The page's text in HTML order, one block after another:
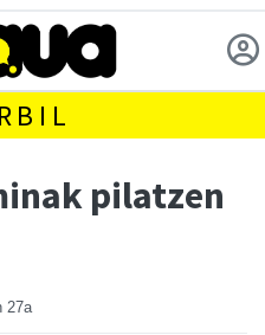
pilatzen
27a